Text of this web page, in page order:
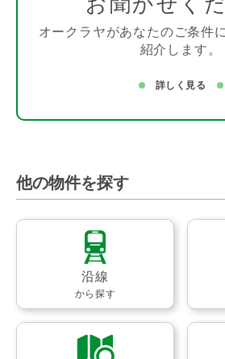
オークラヤがあなたのご条件
紹介します。
詳しく見る
他の物件を探す
沿線
から探す